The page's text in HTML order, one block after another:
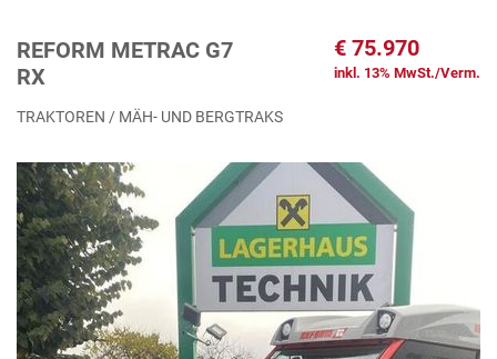
REFORM METRAC G7
RX
€ 75.970
inkl. 13% MwSt./Verm.
TRAKTOREN / MÄH- UND BERGTRAKS